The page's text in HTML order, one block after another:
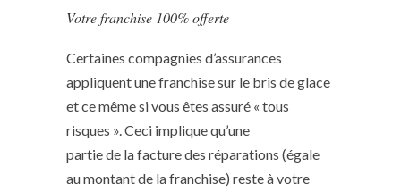
Votre franchise 100% offerte
Certaines compagnies d’assurances
appliquent une franchise sur le bris de glace
et ce même si vous êtes assuré « tous
risques ». Ceci implique qu’une
partie de la facture des réparations (égale
au montant de la franchise) reste à votre